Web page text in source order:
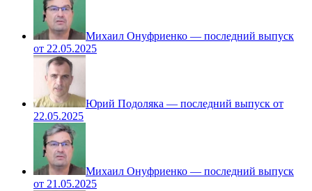
Михаил Онуфриенко — последний выпуск
от 22.05.2025
Юрий Подоляка — последний выпуск от
22.05.2025
Михаил Онуфриенко — последний выпуск
от 21.05.2025